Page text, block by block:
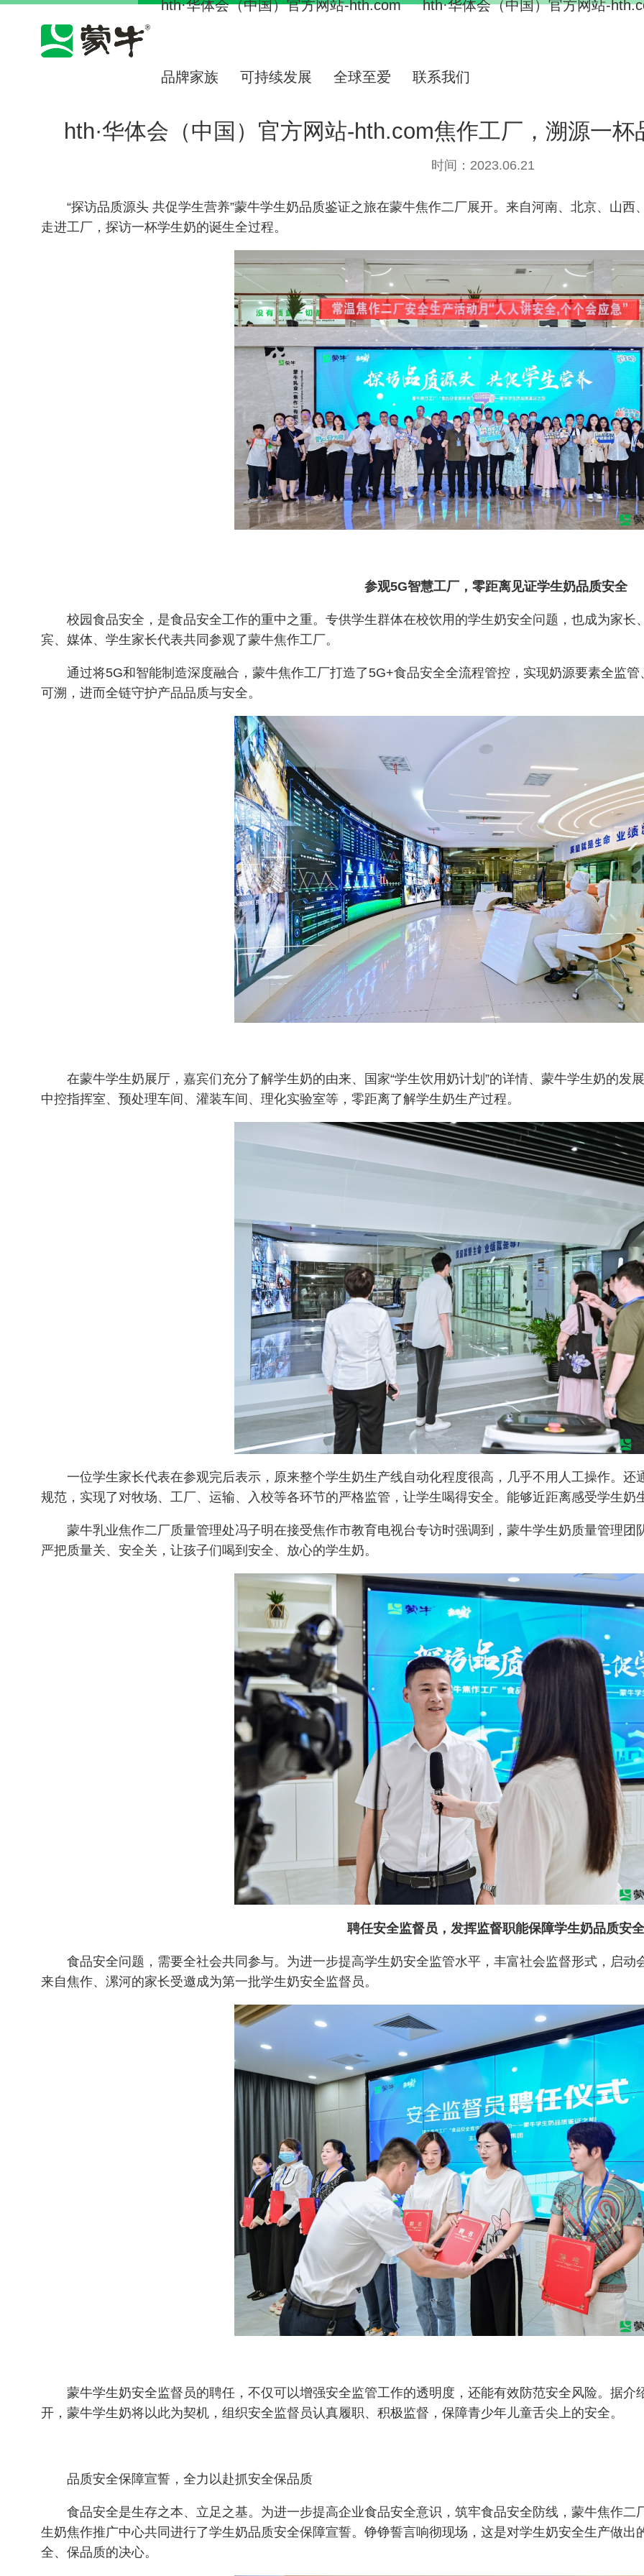
hth·华体会（中国）官方网站-hth.com hth·华体会（中国）官方网站-
品牌家族 可持续发展 全球至爱 联系我们
hth·华体会（中国）官方网站-hth.com焦作工厂，溯源一
时间：2023.06.21
“探访品质源头 共促学生营养”蒙牛学生奶品质鉴证之旅在蒙牛焦作二厂展开。来自河南、北京、山
走进工厂，探访一杯学生奶的诞生全过程。
参观5G智慧工厂，零距离见证学生奶品质安全
校园食品安全，是食品安全工作的重中之重。专供学生群体在校饮用的学生奶安全问题，也成为家
宾、媒体、学生家长代表共同参观了蒙牛焦作工厂。
通过将5G和智能制造深度融合，蒙牛焦作工厂打造了5G+食品安全全流程管控，实现奶源要素全监
可溯，进而全链守护产品品质与安全。
在蒙牛学生奶展厅，嘉宾们充分了解学生奶的由来、国家“学生饮用奶计划”的详情、蒙牛学生奶的发
中控指挥室、预处理车间、灌装车间、理化实验室等，零距离了解学生奶生产过程。
一位学生家长代表在参观完后表示，原来整个学生奶生产线自动化程度很高，几乎不用人工操作。还
规范，实现了对牧场、工厂、运输、入校等各环节的严格监管，让学生喝得安全。能够近距离感受学生
蒙牛乳业焦作二厂质量管理处冯子明在接受焦作市教育电视台专访时强调到，蒙牛学生奶质量管理团
严把质量关、安全关，让孩子们喝到安全、放心的学生奶。
聘任安全监督员，发挥监督职能保障学生奶品质安全
食品安全问题，需要全社会共同参与。为进一步提高学生奶安全监管水平，丰富社会监督形式，启
来自焦作、漯河的家长受邀成为第一批学生奶安全监督员。
蒙牛学生奶安全监督员的聘任，不仅可以增强安全监管工作的透明度，还能有效防范安全风险。据
开，蒙牛学生奶将以此为契机，组织安全监督员认真履职、积极监督，保障青少年儿童舌尖上的安全。
品质安全保障宣誓，全力以赴抓安全保品质
食品安全是生存之本、立足之基。为进一步提高企业食品安全意识，筑牢食品安全防线，蒙牛焦作
生奶焦作推广中心共同进行了学生奶品质安全保障宣誓。铮铮誓言响彻现场，这是对学生奶安全生产做
全、保品质的决心。